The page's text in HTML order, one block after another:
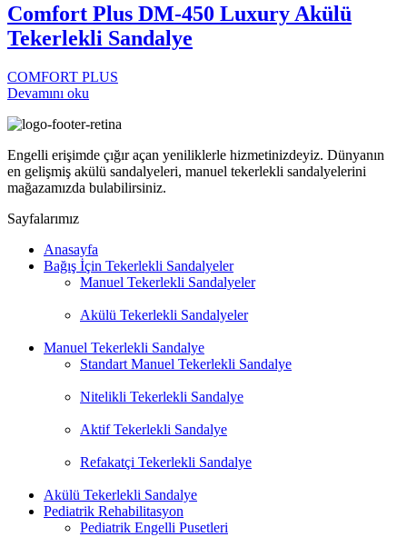
Comfort Plus DM-450 Luxury Akülü
Tekerlekli Sandalye
COMFORT PLUS
Devamını oku
Engelli erişimde çığır açan yeniliklerle hizmetinizdeyiz. Dünyanın
en gelişmiş akülü sandalyeleri, manuel tekerlekli sandalyelerini
mağazamızda bulabilirsiniz.
Sayfalarımız
Anasayfa
Bağış İçin Tekerlekli Sandalyeler
Manuel Tekerlekli Sandalyeler
Akülü Tekerlekli Sandalyeler
Manuel Tekerlekli Sandalye
Standart Manuel Tekerlekli Sandalye
Nitelikli Tekerlekli Sandalye
Aktif Tekerlekli Sandalye
Refakatçi Tekerlekli Sandalye
Akülü Tekerlekli Sandalye
Pediatrik Rehabilitasyon
Pediatrik Engelli Pusetleri